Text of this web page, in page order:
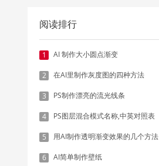
阅读排行
1 AI 制作大小圆点渐变
2 在AI里制作灰度图的四种方法
3 PS制作漂亮的流光线条
4 PS图层混合模式名称,中英对照表
5 用AI制作透明渐变效果的几个方法
6 AI简单制作壁纸